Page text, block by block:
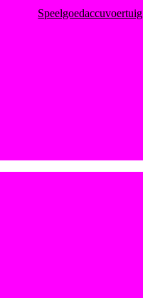
Speelgoedaccuvoertuig